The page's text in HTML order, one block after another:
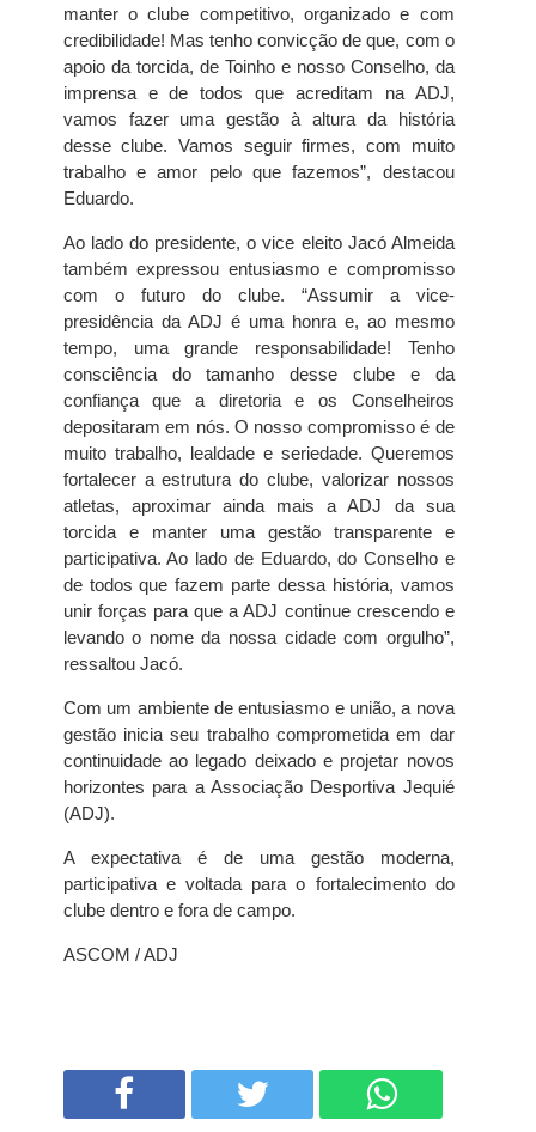
manter o clube competitivo, organizado e com
credibilidade! Mas tenho convicção de que, com o
apoio da torcida, de Toinho e nosso Conselho, da
imprensa e de todos que acreditam na ADJ,
vamos fazer uma gestão à altura da história
desse clube. Vamos seguir firmes, com muito
trabalho e amor pelo que fazemos”, destacou
Eduardo.
Ao lado do presidente, o vice eleito Jacó Almeida
também expressou entusiasmo e compromisso
com o futuro do clube. “Assumir a vice-
presidência da ADJ é uma honra e, ao mesmo
tempo, uma grande responsabilidade! Tenho
consciência do tamanho desse clube e da
confiança que a diretoria e os Conselheiros
depositaram em nós. O nosso compromisso é de
muito trabalho, lealdade e seriedade. Queremos
fortalecer a estrutura do clube, valorizar nossos
atletas, aproximar ainda mais a ADJ da sua
torcida e manter uma gestão transparente e
participativa. Ao lado de Eduardo, do Conselho e
de todos que fazem parte dessa história, vamos
unir forças para que a ADJ continue crescendo e
levando o nome da nossa cidade com orgulho”,
ressaltou Jacó.
Com um ambiente de entusiasmo e união, a nova
gestão inicia seu trabalho comprometida em dar
continuidade ao legado deixado e projetar novos
horizontes para a Associação Desportiva Jequié
(ADJ).
A expectativa é de uma gestão moderna,
participativa e voltada para o fortalecimento do
clube dentro e fora de campo.
ASCOM / ADJ